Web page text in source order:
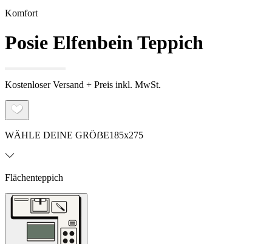
Komfort
Posie Elfenbein Teppich
Kostenloser Versand + Preis inkl. MwSt.
WÄHLE DEINE GRÖẞE185x275
Flächenteppich